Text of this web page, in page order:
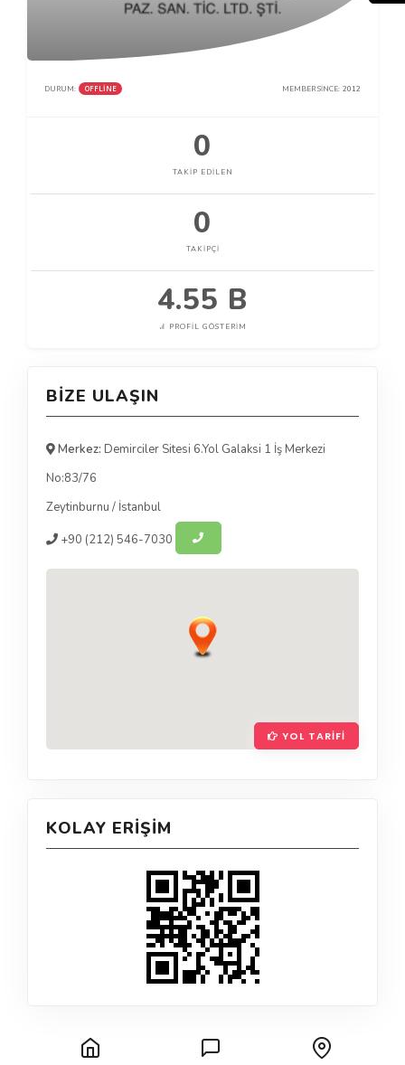
DURUM: OFFLINE MEMBER SINCE: 2012
0
TAKIP EDILEN
0
TAKIPÇI
4.55 B
PROFIL GÖSTERIM
BIZE ULAŞIN
Merkez: Demirciler Sitesi 6.Yol Galaksi 1 İş Merkezi
No:83/76
Zeytinburnu / İstanbul
+90 (212) 546-7030
YOL TARIFI
KOLAY ERIŞIM